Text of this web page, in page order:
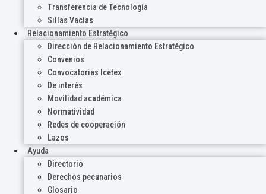
Transferencia de Tecnología
Sillas Vacías
Relacionamiento Estratégico
Dirección de Relacionamiento Estratégico
Convenios
Convocatorias Icetex
De interés
Movilidad académica
Normatividad
Redes de cooperación
Lazos
Ayuda
Directorio
Derechos pecunarios
Glosario